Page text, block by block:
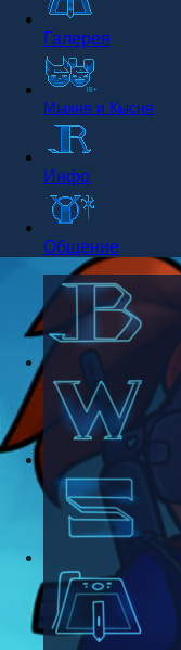
Галерея
Мыхня и Кысня
Инфо
Общение